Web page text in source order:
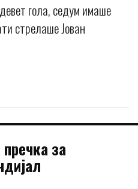
гола, седум имаше
стрелаше Јован
за